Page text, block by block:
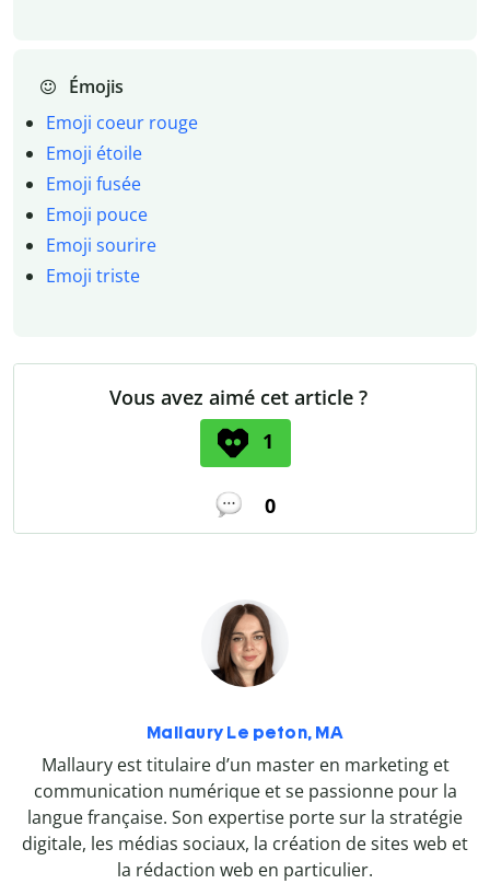
Émojis
Emoji coeur rouge
Emoji étoile
Emoji fusée
Emoji pouce
Emoji sourire
Emoji triste
Vous avez aimé cet article ?
1
0
Mallaury Le peton, MA
Mallaury est titulaire d’un master en marketing et
communication numérique et se passionne pour la
langue française. Son expertise porte sur la stratégie
digitale, les médias sociaux, la création de sites web et
la rédaction web en particulier.